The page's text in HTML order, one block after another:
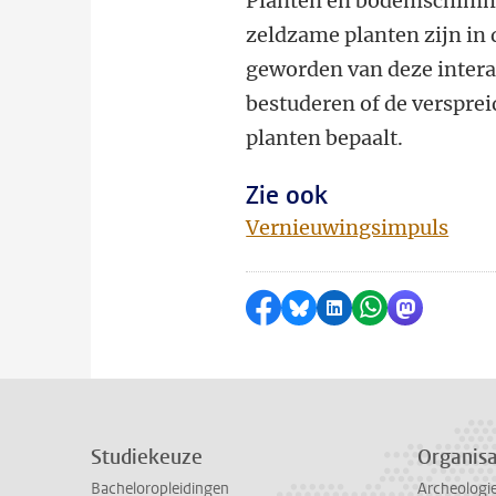
zeldzame planten zijn in
geworden van deze
bestuderen of de
planten bepaalt.
Zie ook
Vernieuwingsimpuls
Delen op Facebook
Delen via Bluesky
Delen op LinkedIn
Delen via
Delen via
Studiekeuze
Bacheloropleidingen